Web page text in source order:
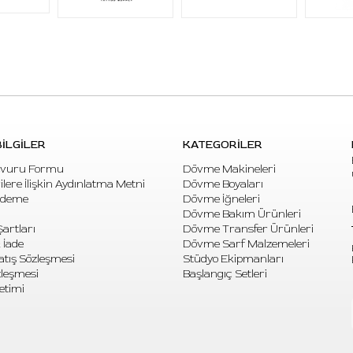
Formu
İlişkin Aydınlatma Metni
Sözleşmesi
KATEGORİLER
Dövme Makineleri
Dövme Boyaları
Dövme İğneleri
Dövme Bakım Ürünleri
Dövme Transfer Ürünleri
Dövme Sarf Malzemeleri
Stüdyo Ekipmanları
Başlangıç Setleri